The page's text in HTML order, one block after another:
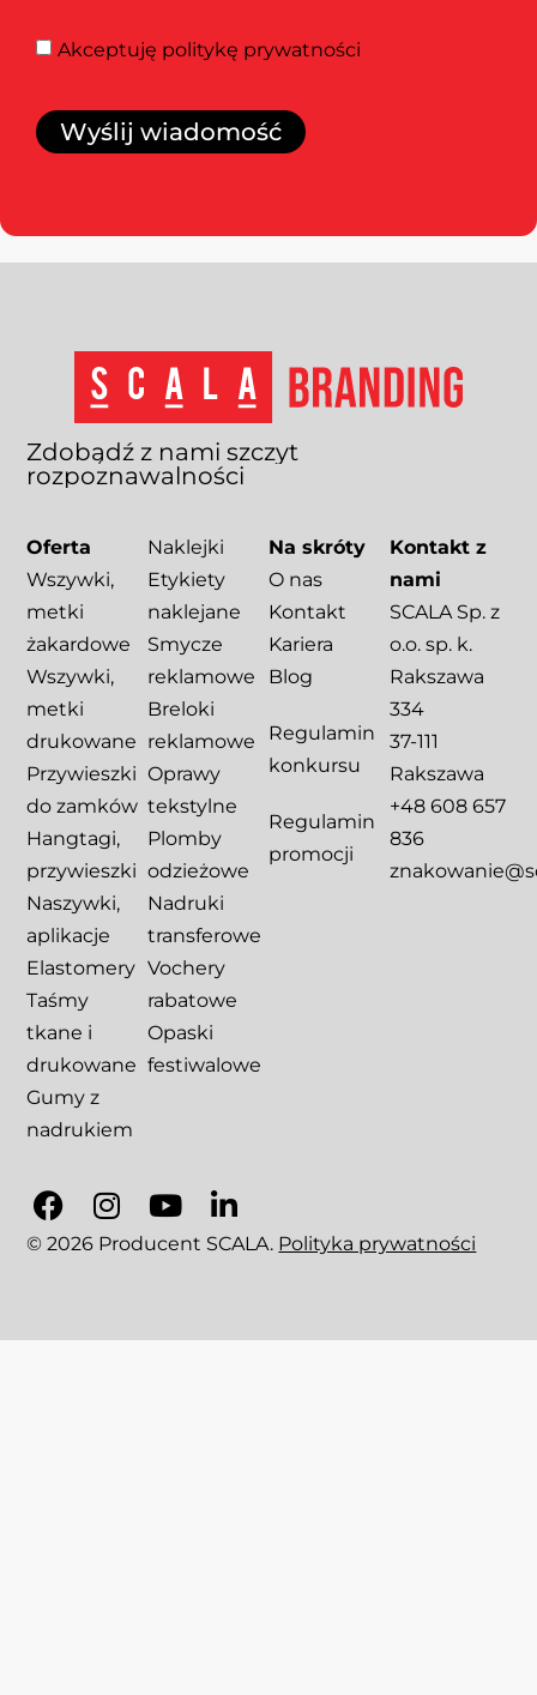
Akceptuję politykę prywatności
Wyślij wiadomość
Oferta
Wszywki,
metki
żakardowe
Wszywki,
metki
drukowane
Przywieszki
do zamków
Hangtagi,
przywieszki
Naszywki,
aplikacje
Elastomery
Taśmy
tkane i
drukowane
Gumy z
nadrukiem
Naklejki
Etykiety
naklejane
Smycze
reklamowe
Breloki
reklamowe
Oprawy
tekstylne
Plomby
odzieżowe
Nadruki
transferowe
Vochery
rabatowe
Opaski
festiwalowe
Na skróty
O nas
Kontakt
Kariera
Blog
Regulamin
konkursu
Regulamin
promocji
Kontakt z
nami
SCALA Sp. z
o.o. sp. k.
Rakszawa
334
37-111
Rakszawa
+48 608 657
836
Zdobądź z nami szczyt
rozpoznawalności
© 2026 Producent SCALA. Polityka prywatności